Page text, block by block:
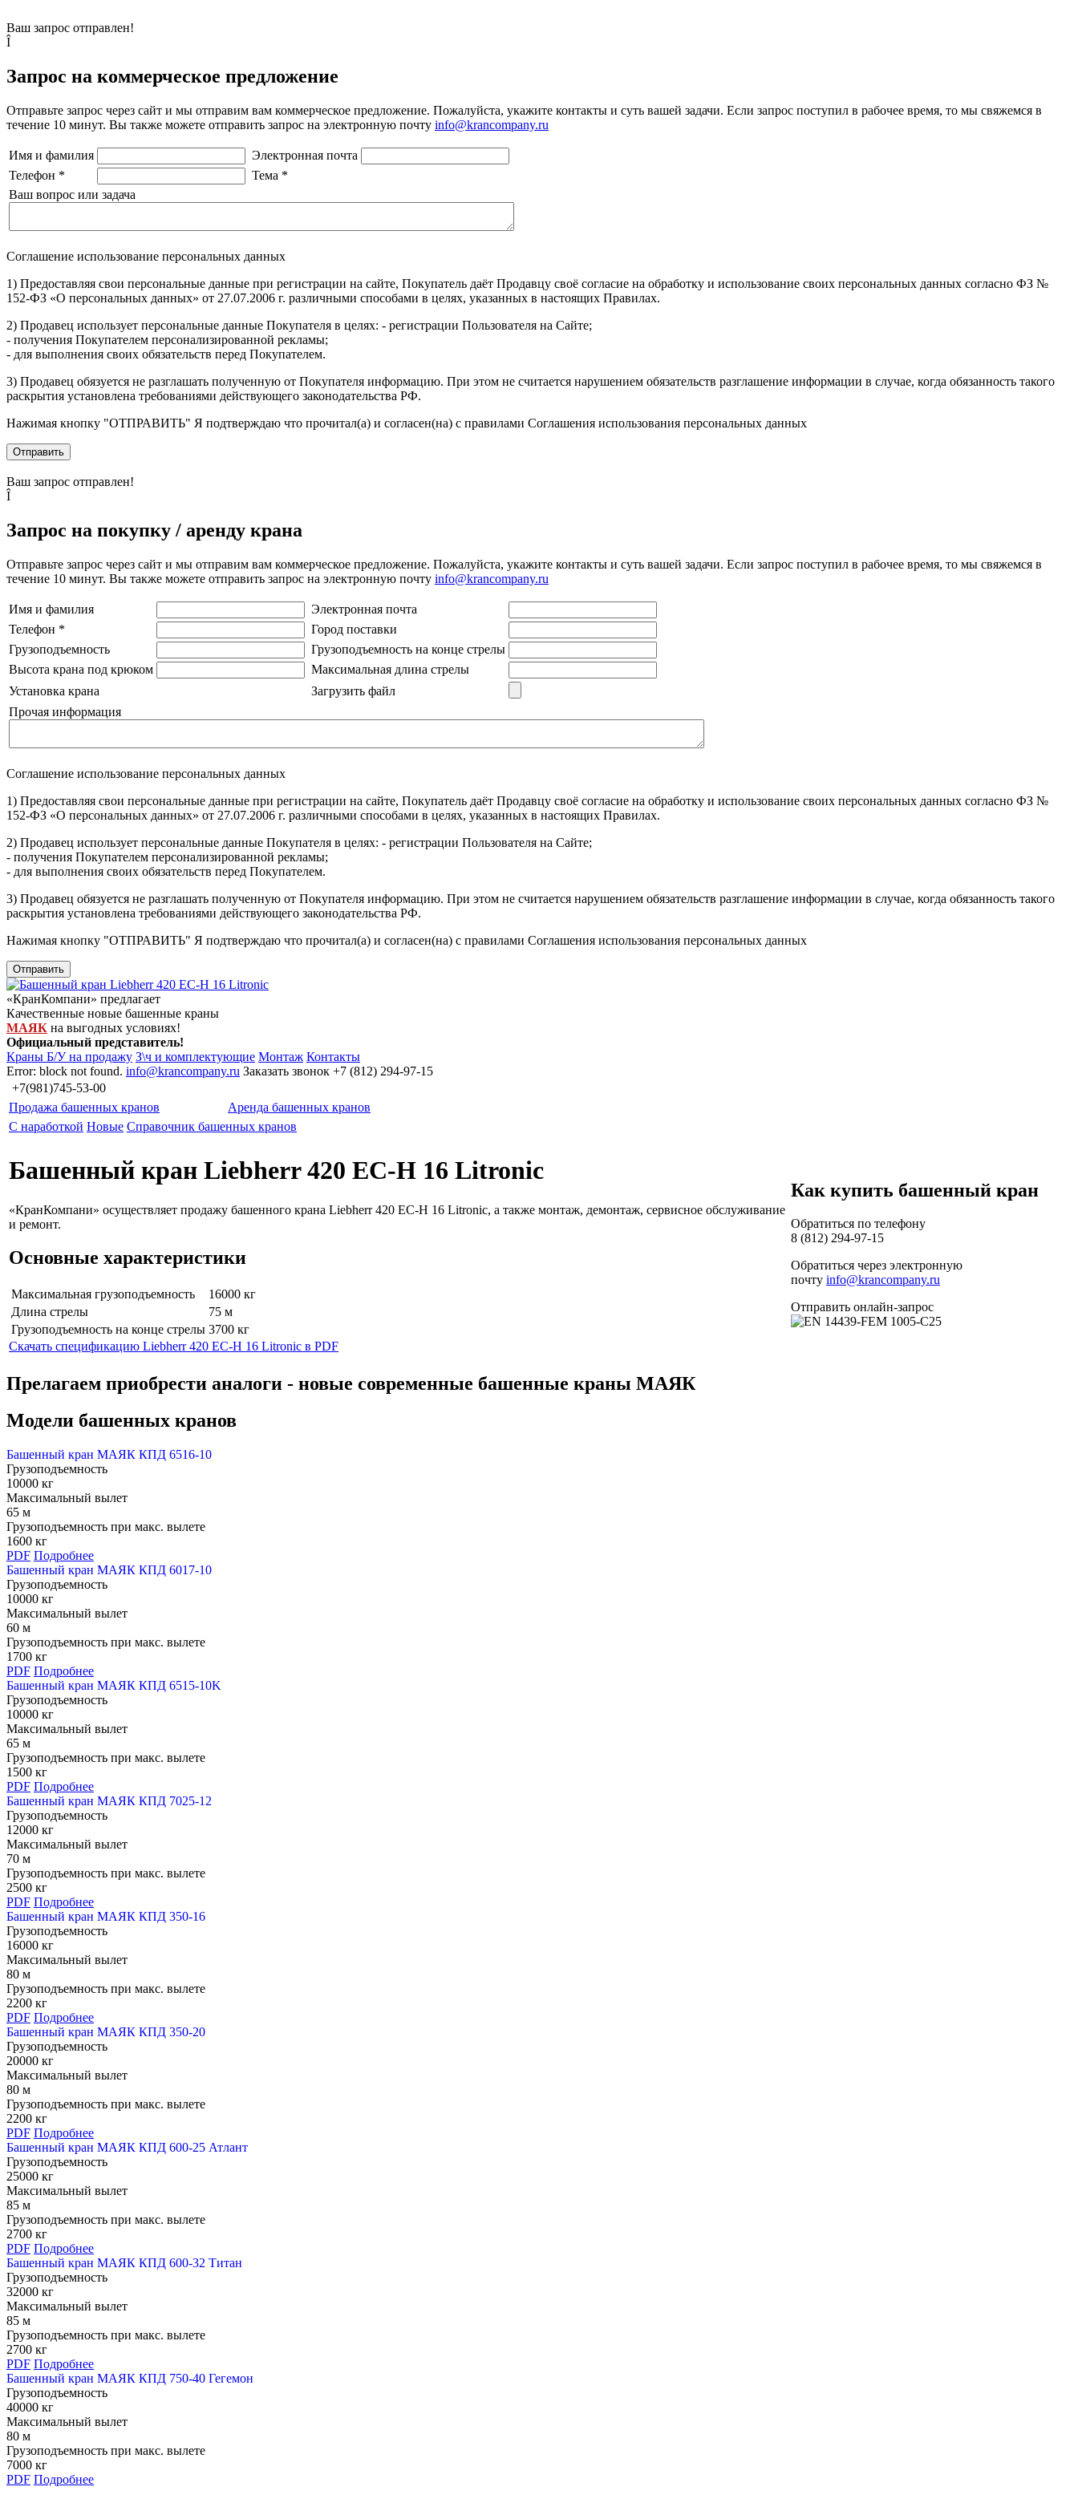
Ваш запрос отправлен!
Î
Запрос на коммерческое предложение
Отправьте запрос через сайт и мы отправим вам коммерческое предложение. Пожалуйста, укажите контакты и суть вашей задачи. Если запрос поступил в рабочее время, то мы свяжемся в
течение 10 минут. Вы также можете отправить запрос на электронную почту info@krancompany.ru
Имя и фамилия
Электронная почта
Телефон * Тема *
Ваш вопрос или задача
Соглашение использование персональных данных
1) Предоставляя свои персональные данные при регистрации на сайте, Покупатель даёт Продавцу своё согласие на обработку и использование своих персональных данных согласно ФЗ №
152-ФЗ «О персональных данных» от 27.07.2006 г. различными способами в целях, указанных в настоящих Правилах.
2) Продавец использует персональные данные Покупателя в целях: - регистрации Пользователя на Сайте;
- получения Покупателем персонализированной рекламы;
- для выполнения своих обязательств перед Покупателем.
3) Продавец обязуется не разглашать полученную от Покупателя информацию. При этом не считается нарушением обязательств разглашение информации в случае, когда обязанность такого
раскрытия установлена требованиями действующего законодательства РФ.
Нажимая кнопку "ОТПРАВИТЬ" Я подтверждаю что прочитал(а) и согласен(на) с правилами Соглашения использования персональных данных
Отправить
Ваш запрос отправлен!
Î
Запрос на покупку / аренду крана
Отправьте запрос через сайт и мы отправим вам коммерческое предложение. Пожалуйста, укажите контакты и суть вашей задачи. Если запрос поступил в рабочее время, то мы свяжемся в
течение 10 минут. Вы также можете отправить запрос на электронную почту info@krancompany.ru
Имя и фамилия
Электронная почта
Телефон *
Город поставки
Грузоподъемность
Грузоподъемность на конце стрелы
Высота крана под крюком
Максимальная длина стрелы
Установка крана
Загрузить файл
Прочая информация
Соглашение использование персональных данных
1) Предоставляя свои персональные данные при регистрации на сайте, Покупатель даёт Продавцу своё согласие на обработку и использование своих персональных данных согласно ФЗ №
152-ФЗ «О персональных данных» от 27.07.2006 г. различными способами в целях, указанных в настоящих Правилах.
2) Продавец использует персональные данные Покупателя в целях: - регистрации Пользователя на Сайте;
- получения Покупателем персонализированной рекламы;
- для выполнения своих обязательств перед Покупателем.
3) Продавец обязуется не разглашать полученную от Покупателя информацию. При этом не считается нарушением обязательств разглашение информации в случае, когда обязанность такого
раскрытия установлена требованиями действующего законодательства РФ.
Нажимая кнопку "ОТПРАВИТЬ" Я подтверждаю что прочитал(а) и согласен(на) с правилами Соглашения использования персональных данных
Отправить
«КранКомпани» предлагает
Качественные новые башенные краны
МАЯК на выгодных условиях!
Официальный представитель!
Краны Б/У на продажу З\ч и комплектующие Монтаж Контакты
Error: block not found. info@krancompany.ru Заказать звонок +7 (812) 294-97-15
+7(981)745-53-00
Продажа башенных кранов
Аренда башенных кранов
С наработкой Новые Справочник башенных кранов
Башенный кран Liebherr 420 EC-H 16 Litronic
«КранКомпани» осуществляет продажу башенного крана Liebherr 420 EC-H 16 Litronic, а также монтаж, демонтаж, сервисное обслуживание
и ремонт.
Основные характеристики
Максимальная грузоподъемность
16000 кг
Длина стрелы
75 м
Грузоподъемность на конце стрелы 3700 кг
Скачать спецификацию Liebherr 420 EC-H 16 Litronic в PDF
Как купить башенный кран
Обратиться по телефону
8 (812) 294-97-15
Обратиться через электронную
почту info@krancompany.ru
Отправить онлайн-запрос
Прелагаем приобрести аналоги - новые современные башенные краны МАЯК
Модели башенных кранов
Башенный кран МАЯК КПД 6516-10
Грузоподъемность
10000 кг
Максимальный вылет
65 м
Грузоподъемность при макс. вылете
1600 кг
PDF Подробнее
Башенный кран МАЯК КПД 6017-10
Грузоподъемность
10000 кг
Максимальный вылет
60 м
Грузоподъемность при макс. вылете
1700 кг
PDF Подробнее
Башенный кран МАЯК КПД 6515-10K
Грузоподъемность
10000 кг
Максимальный вылет
65 м
Грузоподъемность при макс. вылете
1500 кг
PDF Подробнее
Башенный кран МАЯК КПД 7025-12
Грузоподъемность
12000 кг
Максимальный вылет
70 м
Грузоподъемность при макс. вылете
2500 кг
PDF Подробнее
Башенный кран МАЯК КПД 350-16
Грузоподъемность
16000 кг
Максимальный вылет
80 м
Грузоподъемность при макс. вылете
2200 кг
PDF Подробнее
Башенный кран МАЯК КПД 350-20
Грузоподъемность
20000 кг
Максимальный вылет
80 м
Грузоподъемность при макс. вылете
2200 кг
PDF Подробнее
Башенный кран МАЯК КПД 600-25 Атлант
Грузоподъемность
25000 кг
Максимальный вылет
85 м
Грузоподъемность при макс. вылете
2700 кг
PDF Подробнее
Башенный кран МАЯК КПД 600-32 Титан
Грузоподъемность
32000 кг
Максимальный вылет
85 м
Грузоподъемность при макс. вылете
2700 кг
PDF Подробнее
Башенный кран МАЯК КПД 750-40 Гегемон
Грузоподъемность
40000 кг
Максимальный вылет
80 м
Грузоподъемность при макс. вылете
7000 кг
PDF Подробнее